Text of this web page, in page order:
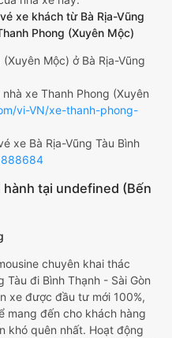
xe khách từ Bà Rịa-Vũng
Phong (Xuyên Mộc)
Mộc) ở Bà Rịa-Vũng
xe Thanh Phong (Xuyên
vi-VN/xe-thanh-phong-
xe Bà Rịa-Vũng Tàu Bình
hành tại undefined (Bến
chuyên khai thác
đi Bình Thạnh - Sài Gòn
xe được đầu tư mới 100%,
mang đến cho khách hàng
khó quên nhất. Hoạt động